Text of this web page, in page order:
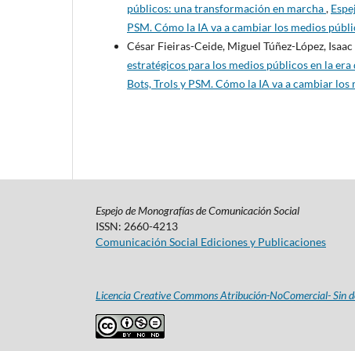
públicos: una transformación en marcha,
PSM. Cómo la IA va a cambiar los medios
César Fieiras-Ceide, Miguel Túñez-López,
estratégicos para los medios públicos en la era
Bots, Trols y PSM. Cómo la IA va a cambiar
Espejo de Monografías de Comunicación Social
ISSN: 2660-4213
Comunicación Social Ediciones y Publicaciones
Licencia Creative Commons Atribución-NoComercial- Sin